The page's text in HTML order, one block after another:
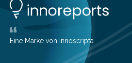
Technologie und Raumfahrt
Projekt im Rahmen der Nationalen
Bioökonomiestrategie mit rund 2,7
Pestizide sind äußerst wichtig, um
Ernährung zu sichern. Ohne sie
Eine Marke von innoscripta